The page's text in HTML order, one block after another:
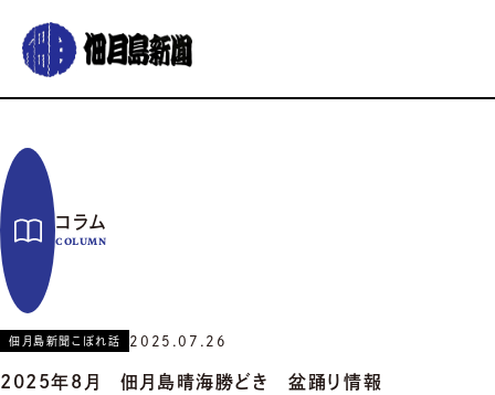
グルメ おでかけ 暮らす
佃月島新聞の紹介
お知らせ
佃月島新聞こぼれ話 2025.07.26
2025年8月 佃月島晴海勝どき 盆踊り情報
コラム
COLUMN